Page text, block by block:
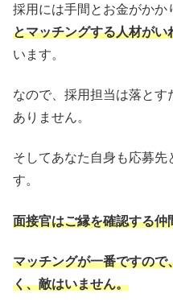
採用には手間とお金がかか
とマッチングする人材がい
います。
なので、採用担当は落と
ありません。
そしてあなた自身も応募先
す。
面接官はご縁を確認する仲
マッチングが一番ですの
く、敵はいません。